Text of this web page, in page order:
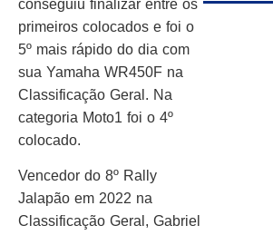
conseguiu finalizar entre os
primeiros colocados e foi o
5º mais rápido do dia com
sua Yamaha WR450F na
Classificação Geral. Na
categoria Moto1 foi o 4º
colocado.
Vencedor do 8º Rally
Jalapão em 2022 na
Classificação Geral, Gabriel